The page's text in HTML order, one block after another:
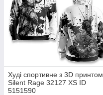
Худі спортивне з 3D принтом
Silent Rage 32127 XS ID
5151590